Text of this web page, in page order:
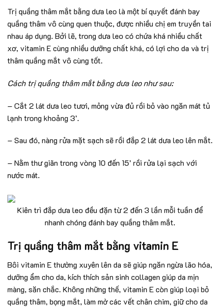
Trị quầng thâm mắt bằng dưa leo là một bí quyết đánh bay
quầng thâm vô cùng quen thuộc, được nhiều chị em truyền tai
nhau áp dụng. Bởi lẽ, trong dưa leo có chứa khá nhiều chất
xơ, vitamin E cùng nhiều dưỡng chất khá, có lợi cho da và trị
thâm quầng mắt vô cùng tốt.
Cách trị quầng thâm mắt bằng dưa leo như sau:
– Cắt 2 lát dưa leo tươi, mỏng vừa đủ rồi bỏ vào ngăn mát tủ
lạnh trong khoảng 3’.
– Sau đó, nàng rửa mặt sạch sẽ rồi đắp 2 lát dưa leo lên mắt.
– Nằm thư giãn trong vòng 10 đến 15’ rồi rửa lại sạch với
nước mát.
Kiên trì đắp dưa leo đều đặn từ 2 đến 3 lần mỗi tuần để
nhanh chóng đánh bay quầng thâm mắt.
Trị quầng thâm mắt bằng vitamin E
Bôi vitamin E thường xuyên lên da sẽ giúp ngăn ngừa lão hóa,
dưỡng ẩm cho da, kích thích sản sinh collagen giúp da mịn
màng, săn chắc. Không những thế, vitamin E còn giúp loại bỏ
quầng thâm, bọng mắt, làm mờ các vết chân chim, giữ cho da